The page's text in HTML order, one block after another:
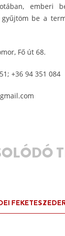
emberi
be a
Fő út 68.
+36 94 351 084